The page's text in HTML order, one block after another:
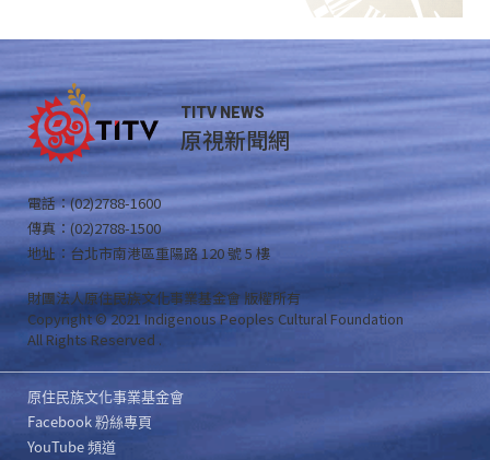
TITV NEWS
原視新聞網
電話：(02)2788-1600
傳真：(02)2788-1500
地址：台北市南港區重陽路 120 號 5 樓
財團法人原住民族文化事業基金會 版權所有
Copyright © 2021 Indigenous Peoples Cultural Foundation
All Rights Reserved .
原住民族文化事業基金會
Facebook 粉絲專頁
YouTube 頻道